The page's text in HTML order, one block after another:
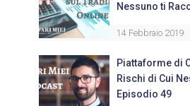
Nessuno ti
14 Febbraio 2019
Piattaforme di
Rischi di Cui
Episodio 49